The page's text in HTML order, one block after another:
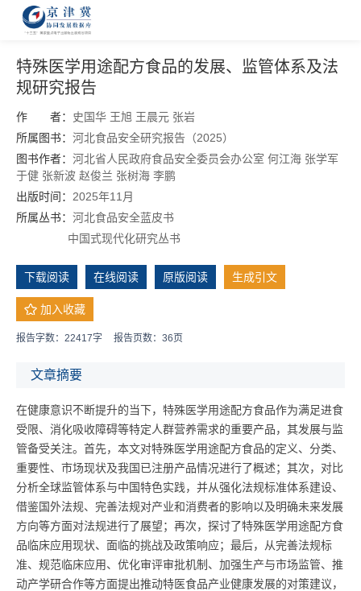
特殊医学用途配方食品的发展、监管体系及法
规研究报告
作 者： 史国华 王旭 王晨元 张岩
所属图书： 河北食品安全研究报告（2025）
图书作者： 河北省人民政府食品安全委员会办公室 何江海 张学军
于健 张新波 赵俊兰 张树海 李鹏
出版时间： 2025年11月
所属丛书： 河北食品安全蓝皮书
中国式现代化研究丛书
下载阅读 在线阅读 原版阅读 生成引文
加入收藏
报告字数：22417字 报告页数：36页
文章摘要
在健康意识不断提升的当下，特殊医学用途配方食品作为满足进食
受限、消化吸收障碍等特定人群营养需求的重要产品，其发展与监
管备受关注。首先，本文对特殊医学用途配方食品的定义、分类、
重要性、市场现状及我国已注册产品情况进行了概述；其次，对比
分析全球监管体系与中国特色实践，并从强化法规标准体系建设、
借鉴国外法规、完善法规对产业和消费者的影响以及明确未来发展
方向等方面对法规进行了展望；再次，探讨了特殊医学用途配方食
品临床应用现状、面临的挑战及政策响应；最后，从完善法规标
准、规范临床应用、优化审评审批机制、加强生产与市场监管、推
动产学研合作等方面提出推动特医食品产业健康发展的对策建议，